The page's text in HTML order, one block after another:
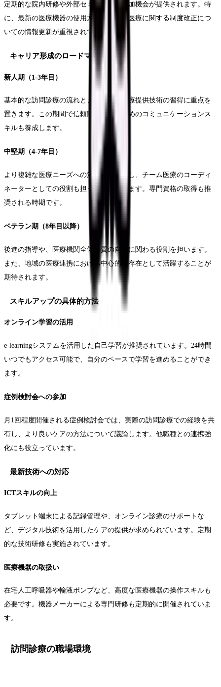
定期的な院内研修や外部セミナーへの参加機会が提供されます。特
に、最新の医療機器の使用方法や、在宅医療に関する制度改正につ
いての情報更新が重視されています。
キャリア形成のロードマップ
新人期（1-3年目）
基本的な訪問診療の流れと、在宅での医療提供技術の習得に重点を
置きます。この期間で信頼関係構築のためのコミュニケーションス
キルも養成します。
中堅期（4-7年目）
より複雑な医療ニーズへの対応力を強化し、チーム医療のコーディ
ネーターとしての役割も担うようになります。専門資格の取得も推
奨される時期です。
ベテラン期（8年目以降）
後進の指導や、医療機関全体の質の向上に関わる役割を担います。
また、地域の医療連携における中心的な存在として活躍することが
期待されます。
スキルアップの具体的方法
オンライン学習の活用
e-learningシステムを活用した自己学習が推奨されています。24時間
いつでもアクセス可能で、自分のペースで学習を進めることができ
ます。
症例検討会への参加
月1回程度開催される症例検討会では、実際の訪問診療での経験を共
有し、より良いケアの方法について議論します。他職種との連携強
化にも役立っています。
最新技術への対応
ICTスキルの向上
タブレット端末による記録管理や、オンライン診療のサポートな
ど、デジタル技術を活用したケアの提供が求められています。定期
的な技術研修も実施されています。
医療機器の取扱い
在宅人工呼吸器や輸液ポンプなど、高度な医療機器の操作スキルも
必要です。機器メーカーによる専門研修も定期的に開催されていま
す。
訪問診療の職場環境